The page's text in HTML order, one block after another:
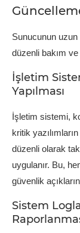
Sunucunun
düzenli bakım
İşletim
Yapılması
İşletim sistemi,
kritik
düzenli olarak
uygulanır. Bu,
güvenlik
Sistem